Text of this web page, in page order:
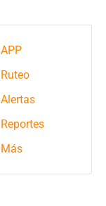
APP
Ruteo
Alertas
Reportes
Más